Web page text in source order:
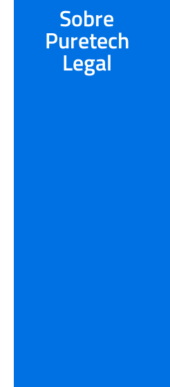
Sobre
Puretech
Legal